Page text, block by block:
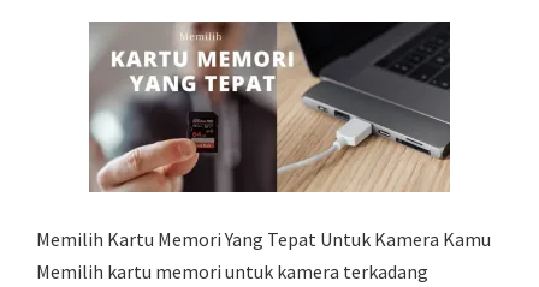
Memilih Kartu Memori Yang Tepat Untuk Kamera Kamu
Memilih kartu memori untuk kamera terkadang